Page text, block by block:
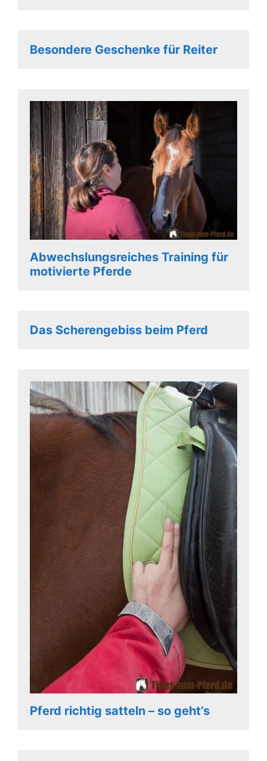
Besondere Geschenke für Reiter
Abwechslungsreiches Training für
motivierte Pferde
Das Scherengebiss beim Pferd
Pferd richtig satteln – so geht’s